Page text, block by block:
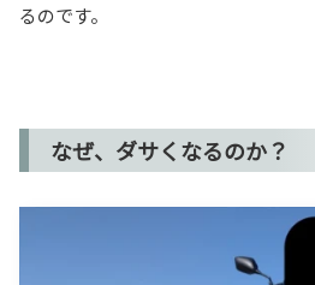
るのです。
なぜ、ダサくなるのか？